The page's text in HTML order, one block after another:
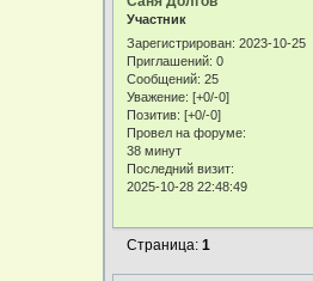
Участник
Зарегистрирован: 2023-10-25
Приглашений: 0
Сообщений: 25
Уважение: [+0/-0]
Позитив: [+0/-0]
Провел на форуме:
38 минут
Последний визит:
2025-10-28 22:48:49
Страница:1